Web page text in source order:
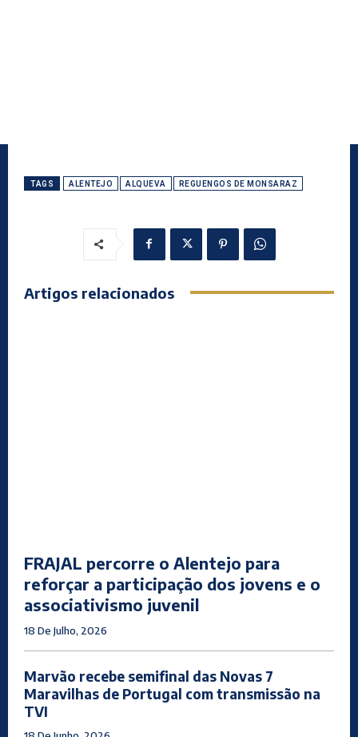
TAGS ALENTEJO ALQUEVA REGUENGOS DE MONSARAZ
Artigos relacionados
FRAJAL percorre o Alentejo para
reforçar a participação dos jovens e o
associativismo juvenil
18 De Julho, 2026
Marvão recebe semifinal das Novas 7
Maravilhas de Portugal com transmissão na
TVI